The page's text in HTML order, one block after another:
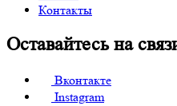
Контакты
Оставайтесь на
Вконтакте
Instagram